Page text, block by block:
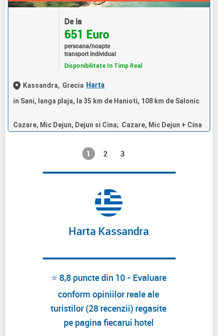
De la
651 Euro
persoana/noapte
transport individual
Disponibilitate In Timp Real
Kassandra, Grecia Harta
in Sani, langa plaja, la 35 km de Hanioti, 108 km de Salonic
Cazare, Mic Dejun, Dejun si Cina; Cazare, Mic Dejun + Cina
1 2 3
Harta Kassandra
⭐ 8,8 puncte din 10 - Evaluare
conform opiniilor reale ale
turistilor (28 recenzii) regasite
pe pagina fiecarui hotel